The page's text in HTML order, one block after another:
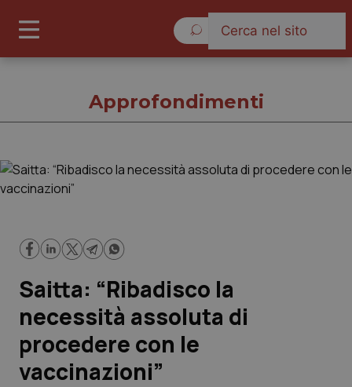
Governo e Parlamento
Regioni e Asl
Lavoro e Professioni
Approfondimenti
Saitta: “Ribadisco la
necessità assoluta di
procedere con le
vaccinazioni”